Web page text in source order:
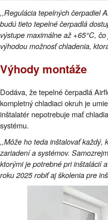
,,Regulácia tepelných čerpadiel
budú tieto tepelné čerpadlá
výstupe maximálne až +65°C,
výhodou možnosť chladenia,
Výhody montáže
Dodáva, že tepelné čerpadlá
kompletný chladiaci okruh je
inštalatér nepotrebuje mať
systému.
,,Môže ho teda inštalovať každý,
zariadení a systémov.
ktorými je potrebné pri inštalácií
roku 2025 robiť aj školenia pre